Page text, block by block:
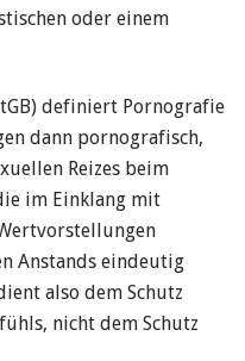
oder einem
definiert Pornografie
dann pornografisch,
Reizes beim
im Einklang mit
Anstands eindeutig
also dem Schutz
nicht dem Schutz